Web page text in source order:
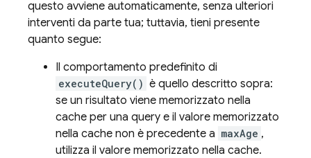
questo avviene automaticamente, senza ulteriori
interventi da parte tua; tuttavia, tieni presente
quanto segue:
Il comportamento predefinito di
executeQuery() è quello descritto sopra:
se un risultato viene memorizzato nella
cache per una query e il valore memorizzato
nella cache non è precedente a maxAge ,
utilizza il valore memorizzato nella cache.